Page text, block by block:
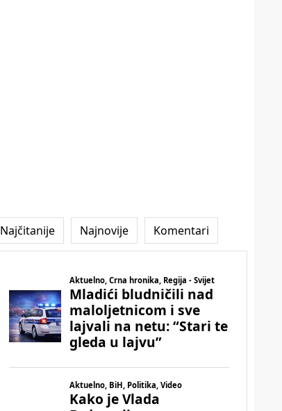
Najčitanije Najnovije Komentari